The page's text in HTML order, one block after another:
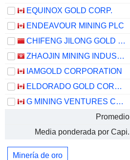
EQUINOX GOLD CORP.
ENDEAVOUR MINING PLC
CHIFENG JILONG GOLD MINING GROUP LIMITED
ZHAOJIN MINING INDUSTRY COMPANY LIMITED
IAMGOLD CORPORATION
ELDORADO GOLD CORPORATION
G MINING VENTURES CORP.
Promedio
Media ponderada por Capi.
Minería de oro